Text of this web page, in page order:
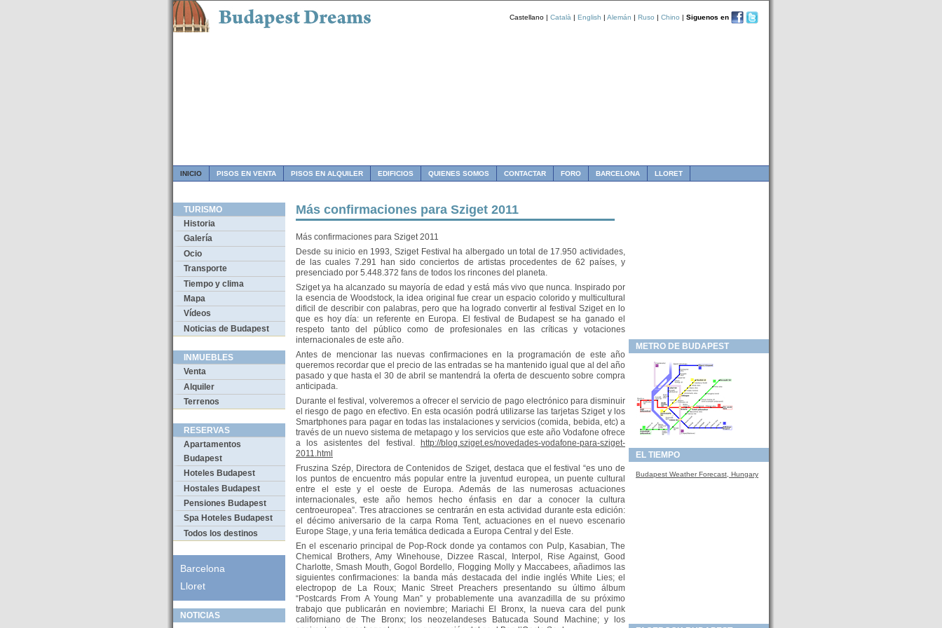
Castellano | Català | English | Alemán | Ruso | Chino | Siguenos en
INICIO PISOS EN VENTA PISOS EN ALQUILER EDIFICIOS QUIENES SOMOS CONTACTAR FORO BARCELONA LLORET
TURISMO
Historia
Galería
Ocio
Transporte
Tiempo y clima
Mapa
Vídeos
Noticias de Budapest
INMUEBLES
Venta
Alquiler
Terrenos
RESERVAS
Apartamentos
Budapest
Hoteles Budapest
Hostales Budapest
Pensiones Budapest
Spa Hoteles Budapest
Todos los destinos
Barcelona
Lloret
NOTICIAS
Más confirmaciones para Sziget 2011
Más confirmaciones para Sziget 2011
Desde su inicio en 1993, Sziget Festival ha albergado un total de 17.950 actividades,
de las cuales 7.291 han sido conciertos de artistas procedentes de 62 países, y
presenciado por 5.448.372 fans de todos los rincones del planeta.
Sziget ya ha alcanzado su mayoría de edad y está más vivo que nunca. Inspirado por
la esencia de Woodstock, la idea original fue crear un espacio colorido y multicultural
dificil de describir con palabras, pero que ha logrado convertir al festival Sziget en lo
que es hoy día: un referente en Europa. El festival de Budapest se ha ganado el
respeto tanto del público como de profesionales en las críticas y votaciones
internacionales de este año.
Antes de mencionar las nuevas confirmaciones en la programación de este año
queremos recordar que el precio de las entradas se ha mantenido igual que al del año
pasado y que hasta el 30 de abril se mantendrá la oferta de descuento sobre compra
anticipada.
Durante el festival, volveremos a ofrecer el servicio de pago electrónico para disminuir
el riesgo de pago en efectivo. En esta ocasión podrá utilizarse las tarjetas Sziget y los
Smartphones para pagar en todas las instalaciones y servicios (comida, bebida, etc) a
través de un nuevo sistema de metapago y los servicios que este año Vodafone ofrece
a los asistentes del festival.
http://blog.sziget.es/novedades-vodafone-para-sziget-
2011.html
Fruszina Szép, Directora de Contenidos de Sziget, destaca que el festival “es uno de
los puntos de encuentro más popular entre la juventud europea, un puente cultural
entre el este y el oeste de Europa. Además de las numerosas actuaciones
internacionales, este año hemos hecho énfasis en dar a conocer la cultura
centroeuropea”. Tres atracciones se centrarán en esta actividad durante esta edición:
el décimo aniversario de la carpa Roma Tent, actuaciones en el nuevo escenario
Europe Stage, y una feria temática dedicada a Europa Central y del Este.
En el escenario principal de Pop-Rock donde ya contamos con Pulp, Kasabian, The
Chemical Brothers, Amy Winehouse, Dizzee Rascal, Interpol, Rise Against, Good
Charlotte, Smash Mouth, Gogol Bordello, Flogging Molly y Maccabees, añadimos las
siguientes confirmaciones: la banda más destacada del indie inglés White Lies; el
electropop de La Roux; Manic Street Preachers presentando su último álbum
“Postcards From A Young Man” y probablemente una avanzadilla de su próximo
trabajo que publicarán en noviembre; Mariachi El Bronx, la nueva cara del punk
californiano de The Bronx; los neozelandeses Batucada Sound Machine; y los
METRO DE BUDAPEST
EL TIEMPO
Budapest Weather Forecast, Hungary